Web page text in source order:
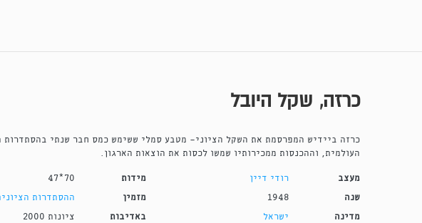
כרזה, שקל היובל
כרזה ביידיש המפרסמת את השקל הציוני- מטבע סמלי ששימש כמס חבר שנתי בהסתדרות
העולמית, וההכנסות ממכירותיו שמשו לכסות את הוצאות הארגון.
מעצב רודי דיין
שנה 1948
מדינה ישראל
מידות 70*47
מזמין ההסתדרות
באדיבות ציונות 2000